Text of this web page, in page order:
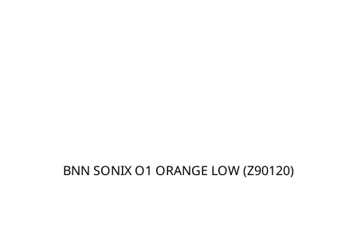
BNN SONIX O1 ORANGE LOW (Z90120)